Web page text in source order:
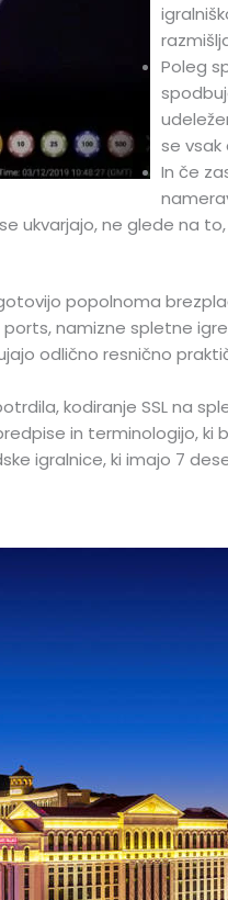
Poleg
se vsak
In če
ukvarjajo, ne glede na
popolnoma
namizne spletne
odlično resnično
kodiranje SSL na
in terminologijo, ki
igralnice, ki imajo 7